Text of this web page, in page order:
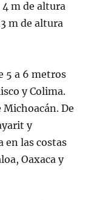
4 m de altura
m de altura
5 a 6 metros
y Colima.
Michoacán. De
y
en las costas
Oaxaca y